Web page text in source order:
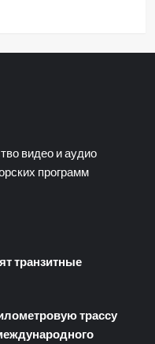
видео и аудио
программ
транзитные
трассу